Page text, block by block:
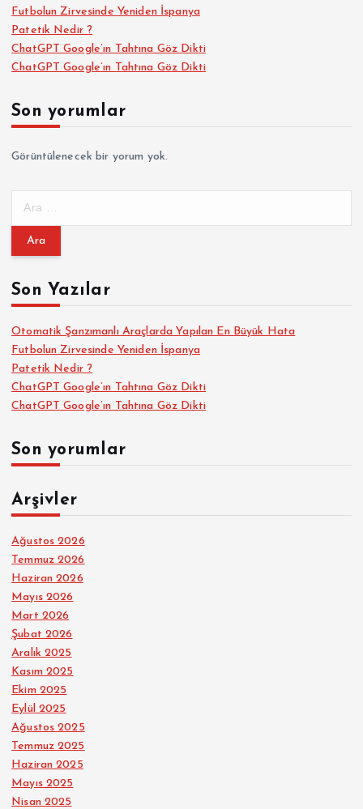
Futbolun Zirvesinde Yeniden İspanya
Patetik Nedir ?
ChatGPT Google’ın Tahtına Göz Dikti
ChatGPT Google’ın Tahtına Göz Dikti
Son yorumlar
Görüntülenecek bir yorum yok.
m
:Son Yazılar
Otomatik Şanzımanlı Araçlarda Yapılan En Büyük Hata
Futbolun Zirvesinde Yeniden İspanya
Patetik Nedir ?
ChatGPT Google’ın Tahtına Göz Dikti
ChatGPT Google’ın Tahtına Göz Dikti
Son yorumlar
Arşivler
Ağustos 2026
Temmuz 2026
Haziran 2026
Mayıs 2026
Mart 2026
Şubat 2026
Aralık 2025
Kasım 2025
Ekim 2025
Eylül 2025
Ağustos 2025
Temmuz 2025
Haziran 2025
Mayıs 2025
Nisan 2025